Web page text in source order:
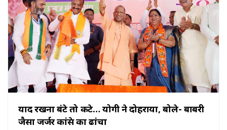
याद रखना बंटे तो कटे… योगी ने दोहराया, बोले- बाबरी
जैसा जर्जर कांग्रेस का ढांचा